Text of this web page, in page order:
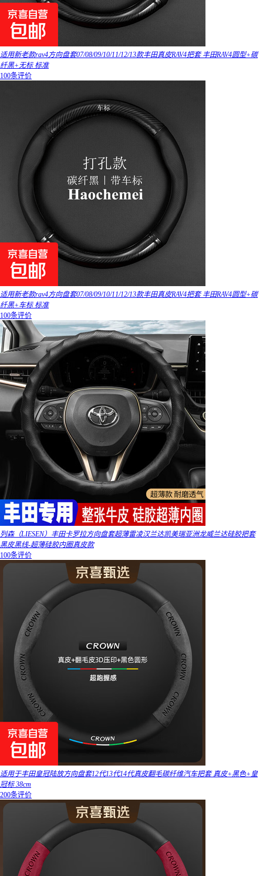
适用新老款rav4方向盘套07/08/09/10/11/12/13款丰田真皮RAV4把套 丰田RAV4圆型+碳
纤黑+无标 标准
100条评价
适用新老款rav4方向盘套07/08/09/10/11/12/13款丰田真皮RAV4把套 丰田RAV4圆型+碳
纤黑+车标 标准
100条评价
列森（LIESEN）丰田卡罗拉方向盘套超薄雷凌汉兰达凯美瑞亚洲龙威兰达硅胶把套
黑皮黑线-超薄硅胶内圈真皮款
100条评价
适用于丰田皇冠陆放方向盘套12代13代14代真皮翻毛碳纤维汽车把套 真皮+黑色+皇
冠标 38cm
200条评价